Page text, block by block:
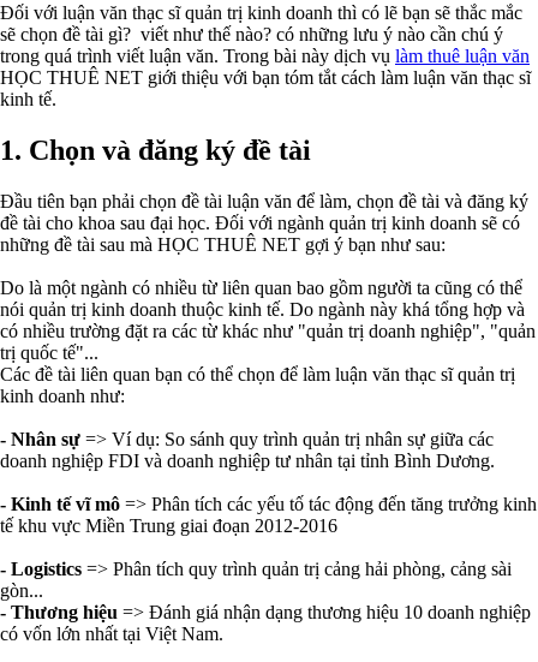
Đối với luận văn thạc sĩ quản trị kinh doanh thì có lẽ bạn sẽ thắc mắc
sẽ chọn đề tài gì? viết như thế nào? có những lưu ý nào cần chú ý
trong quá trình viết luận văn. Trong bài này dịch vụ làm thuê luận văn
HỌC THUÊ NET giới thiệu với bạn tóm tắt cách làm luận văn thạc sĩ
kinh tế.
1. Chọn và đăng ký đề tài
Đầu tiên bạn phải chọn đề tài luận văn để làm, chọn đề tài và đăng ký
đề tài cho khoa sau đại học. Đối với ngành quản trị kinh doanh sẽ có
những đề tài sau mà HỌC THUÊ NET gợi ý bạn như sau:
Do là một ngành có nhiều từ liên quan bao gồm người ta cũng có thể
nói quản trị kinh doanh thuộc kinh tế. Do ngành này khá tổng hợp và
có nhiều trường đặt ra các từ khác như "quản trị doanh nghiệp", "quản
trị quốc tế"...
Các đề tài liên quan bạn có thể chọn để làm luận văn thạc sĩ quản trị
kinh doanh như:
- Nhân sự => Ví dụ: So sánh quy trình quản trị nhân sự giữa các
doanh nghiệp FDI và doanh nghiệp tư nhân tại tỉnh Bình Dương.
- Kinh tế vĩ mô => Phân tích các yếu tố tác động đến tăng trưởng kinh
tế khu vực Miền Trung giai đoạn 2012-2016
- Logistics => Phân tích quy trình quản trị cảng hải phòng, cảng sài
gòn...
- Thương hiệu => Đánh giá nhận dạng thương hiệu 10 doanh nghiệp
có vốn lớn nhất tại Việt Nam.